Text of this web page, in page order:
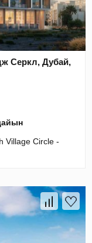
Серкл, Дубай,
Village Circle -